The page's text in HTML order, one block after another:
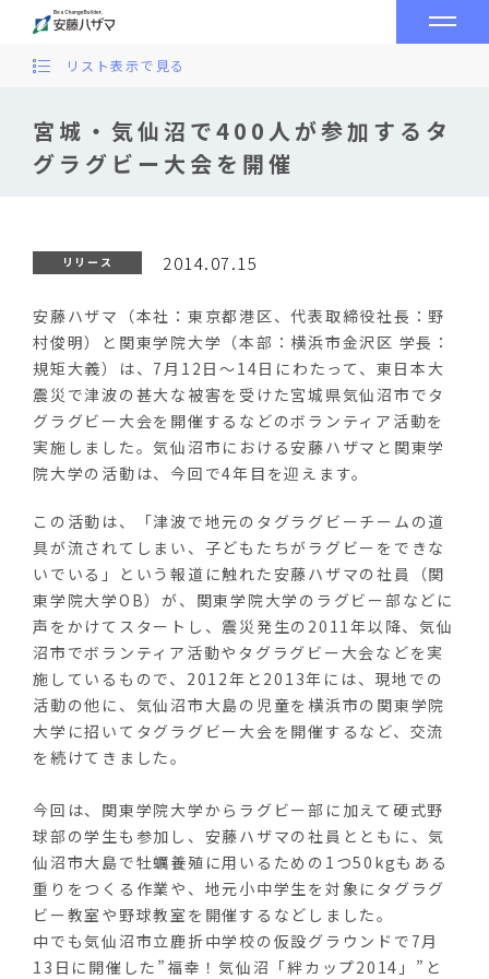
宮城・気仙沼で400人が参加するタ
グラグビー大会を開催
リスト表示で見る
リリース 2014.07.15
安藤ハザマ（本社：東京都港区、代表取締役社長：野
村俊明）と関東学院大学（本部：横浜市金沢区 学長：
規矩大義）は、7月12日～14日にわたって、東日本大
震災で津波の甚大な被害を受けた宮城県気仙沼市でタ
グラグビー大会を開催するなどのボランティア活動を
実施しました。気仙沼市における安藤ハザマと関東学
院大学の活動は、今回で4年目を迎えます。
この活動は、「津波で地元のタグラグビーチームの道
具が流されてしまい、子どもたちがラグビーをできな
いでいる」という報道に触れた安藤ハザマの社員（関
東学院大学OB）が、関東学院大学のラグビー部などに
声をかけてスタートし、震災発生の2011年以降、気仙
沼市でボランティア活動やタグラグビー大会などを実
施しているもので、2012年と2013年には、現地での
活動の他に、気仙沼市大島の児童を横浜市の関東学院
大学に招いてタグラグビー大会を開催するなど、交流
を続けてきました。
今回は、関東学院大学からラグビー部に加えて硬式野
球部の学生も参加し、安藤ハザマの社員とともに、気
仙沼市大島で牡蠣養殖に用いるための1つ50kgもある
重りをつくる作業や、地元小中学生を対象にタグラグ
ビー教室や野球教室を開催するなどしました。
中でも気仙沼市立鹿折中学校の仮設グラウンドで7月
13日に開催した”福幸！気仙沼「絆カップ2014」”と